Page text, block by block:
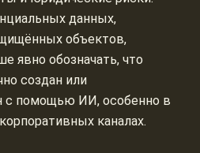
данных,
объектов,
явно обозначать, что
создан или
с помощью ИИ, особенно в
каналах.